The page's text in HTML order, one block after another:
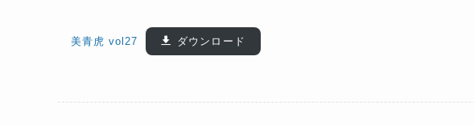
美青虎 vol27 ダウンロード